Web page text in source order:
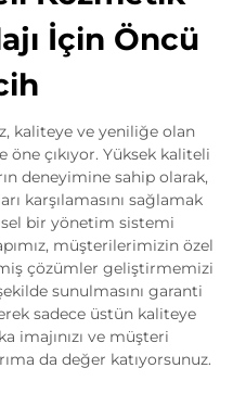
İçin Öncü
kaliteye ve yeniliğe olan
öne çıkıyor. Yüksek kaliteli
deneyimine sahip olarak,
karşılamasını sağlamak
bir yönetim sistemi
müşterilerimizin özel
çözümler geliştirmemizi
sunulmasını garanti
sadece üstün kaliteye
imajınızı ve müşteri
da değer katıyorsunuz.